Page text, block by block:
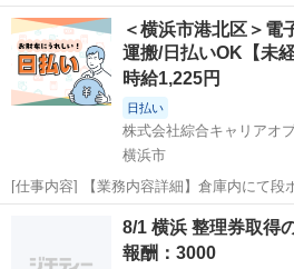
です。 ～自己紹介～～ 休みの日は、タブレットで野球やサッカーの動
画を見て休憩したり、時には健康やダイエ
音楽を聴きながらダン...
神奈川 横浜市 手伝って/助けて
＜横浜市港北区＞電
運搬/日払いOK【未
時給1,225円
日払い
株式会社綜合キャリアオ
横浜市
[仕事内容] 【業務内容詳細】倉庫内にて段
搬業務。 入荷した段ボール内に電子部品
運搬などを行います。 【取扱製品情報】電
＋お仕事探しはコンシ...
仕分け
8/1 横浜 整理券取得
報酬：3000